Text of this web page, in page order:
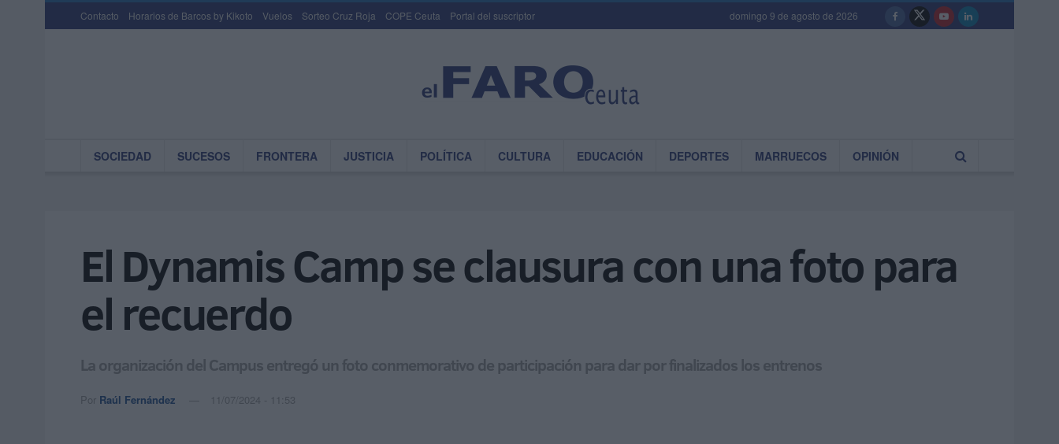
Contacto Horarios de Barcos by Kikoto Vuelos Sorteo Cruz Roja COPE Ceuta Portal del suscriptor domingo 9 de agosto de 2026
SOCIEDAD SUCESOS FRONTERA JUSTICIA POLÍTICA CULTURA EDUCACIÓN DEPORTES MARRUECOS OPINIÓN
El Dynamis Camp se clausura con una foto para
el recuerdo
La organización del Campus entregó un foto conmemorativo de participación para dar por finalizados los entrenos
Por Raúl Fernández 11/07/2024 - 11:53